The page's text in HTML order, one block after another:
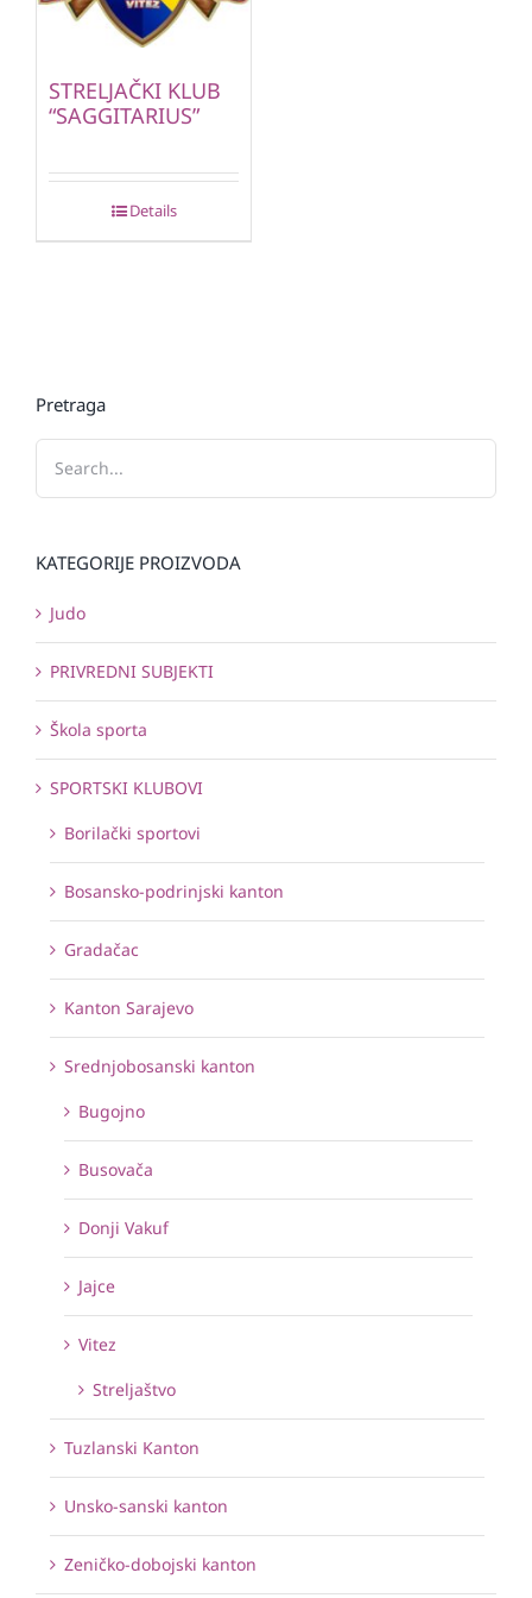
STRELJAČKI KLUB
“SAGGITARIUS”
Details
Pretraga
KATEGORIJE PROIZVODA
Judo
PRIVREDNI SUBJEKTI
Škola sporta
SPORTSKI KLUBOVI
Borilački sportovi
Bosansko-podrinjski kanton
Gradačac
Kanton Sarajevo
Srednjobosanski kanton
Bugojno
Busovača
Donji Vakuf
Jajce
Vitez
Streljaštvo
Tuzlanski Kanton
Unsko-sanski kanton
Zeničko-dobojski kanton